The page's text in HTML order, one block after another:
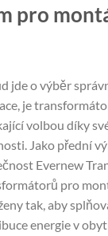
pro
jde o výběr
je
volbou díky
Jako přední
Evernew
pro
tak, aby
energie v